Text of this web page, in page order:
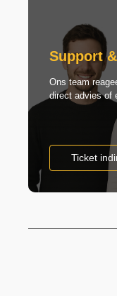
Support
Ons team
direct advies of
Ticket